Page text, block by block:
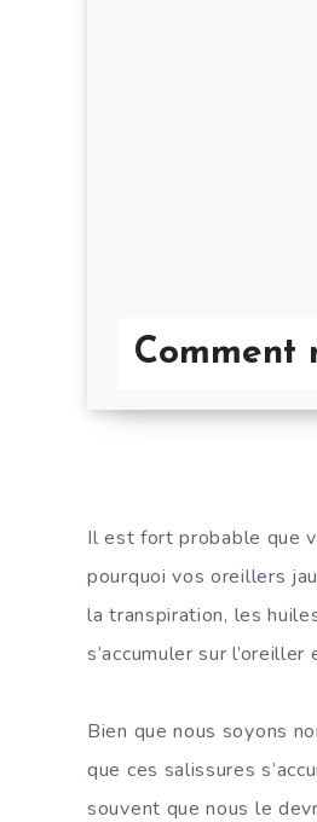
Comment
Il est fort probable que
pourquoi vos oreillers
la transpiration, les
s’accumuler sur
Bien que nous soyons
que ces salissures
souvent que nous le